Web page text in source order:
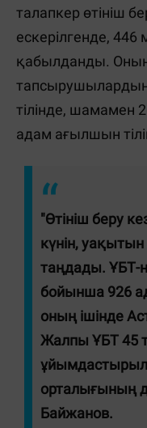
талапкер өтініш
ескерілгенде, 446
қабылданды.
тапсырушылардың
тілінде, шамамен
адам ағылшын
"Өтініш беру
күнін, уақытын
таңдады. ҰБТ-
бойынша 926
оның ішінде
Жалпы ҰБТ 45
орталығының
Байжанов.